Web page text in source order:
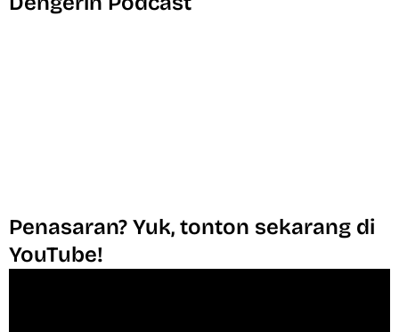
Penasaran? Yuk, tonton sekarang di
YouTube!